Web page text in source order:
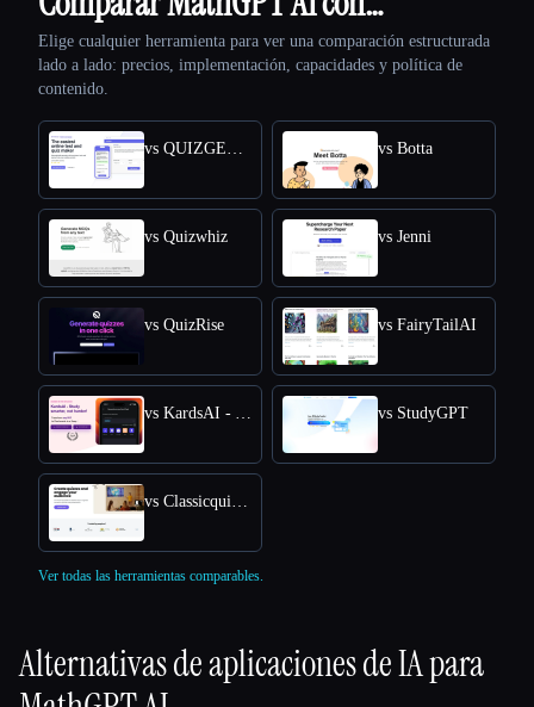
Elige cualquier herramienta para ver una comparación estructurada
lado a lado: precios, implementación, capacidades y política de
contenido.
vs QUIZGECKO vs Botta
vs Quizwhiz vs Jenni
vs QuizRise vs FairyTailAI
vs KardsAI - AI Flashcard Maker vs StudyGPT
vs Classicquiz com
Ver todas las herramientas comparables.
Alternativas de aplicaciones de IA para